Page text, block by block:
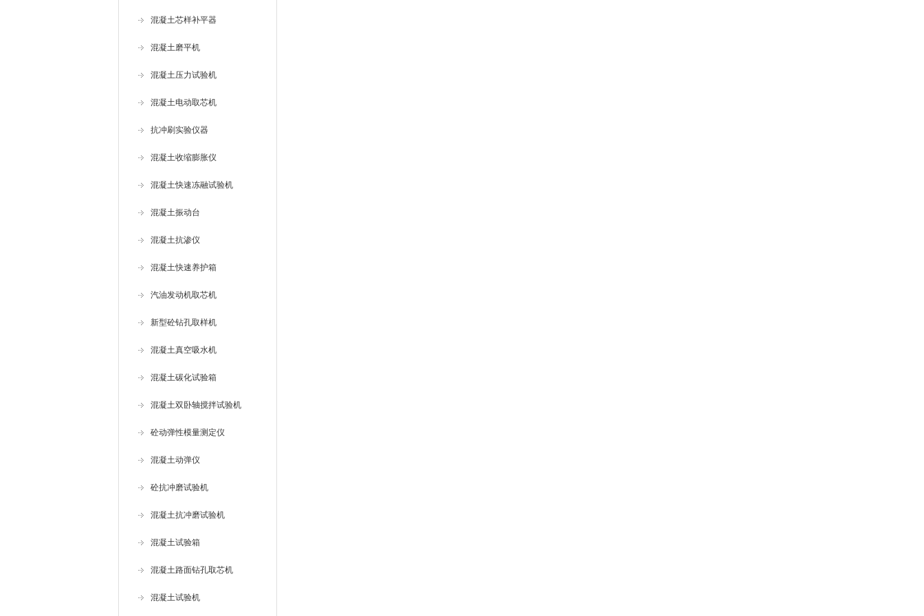
混凝土芯样补平器
混凝土磨平机
混凝土压力试验机
混凝土电动取芯机
抗冲刷实验仪器
混凝土收缩膨胀仪
混凝土快速冻融试验机
混凝土振动台
混凝土抗渗仪
混凝土快速养护箱
汽油发动机取芯机
新型砼钻孔取样机
混凝土真空吸水机
混凝土碳化试验箱
混凝土双卧轴搅拌试验机
砼动弹性模量测定仪
混凝土动弹仪
砼抗冲磨试验机
混凝土抗冲磨试验机
混凝土试验箱
混凝土路面钻孔取芯机
混凝土试验机